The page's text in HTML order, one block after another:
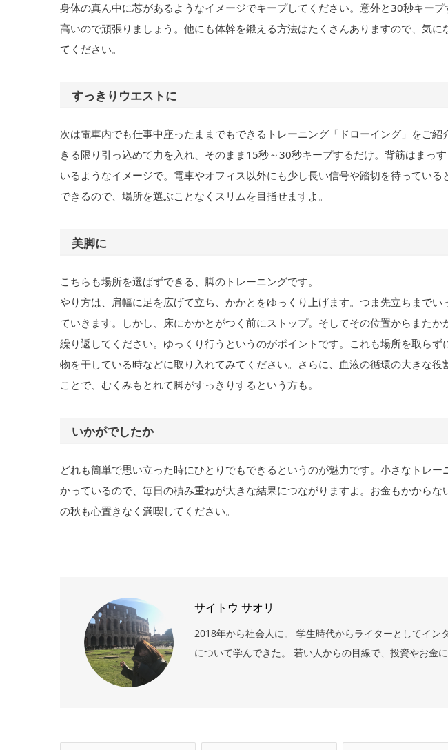
身体の真ん中に芯があるようなイメージでキープしてください。意外と30秒キー
高いので頑張りましょう。他にも体幹を鍛える方法はたくさんありますので、気
てください。
すっきりウエストに
次は電車内でも仕事中座ったままでもできるトレーニング「ドローイング」をご
きる限り引っ込めて力を入れ、そのまま15秒～30秒キープするだけ。背筋はまっ
いるようなイメージで。電車やオフィス以外にも少し長い信号や踏切を待ってい
できるので、場所を選ぶことなくスリムを目指せますよ。
美脚に
こちらも場所を選ばずできる、脚のトレーニングです。
やり方は、肩幅に足を広げて立ち、かかとをゆっくり上げます。つま先立ちまで
ていきます。しかし、床にかかとがつく前にストップ。そしてその位置からまた
繰り返してください。ゆっくり行うというのがポイントです。これも場所を取ら
物を干している時などに取り入れてみてください。さらに、血液の循環の大きな役
ことで、むくみもとれて脚がすっきりするという方も。
いかがでしたか
どれも簡単で思い立った時にひとりでもできるというのが魅力です。小さなトレ
かっているので、毎日の積み重ねが大きな結果につながりますよ。お金もかから
の秋も心置きなく満喫してください。
サイトウ サオリ
2018年から社会人に。 学生時代からライターとしてイン
について学んできた。 若い人からの目線で、投資やお金